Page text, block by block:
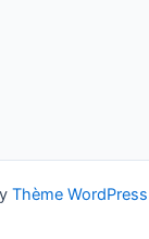
Thème WordPress